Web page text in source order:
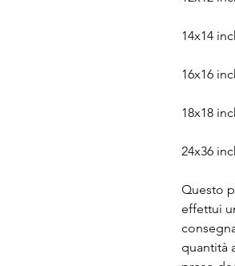
14x14
16x16
18x18
24x36
Questo
effettui
quantità